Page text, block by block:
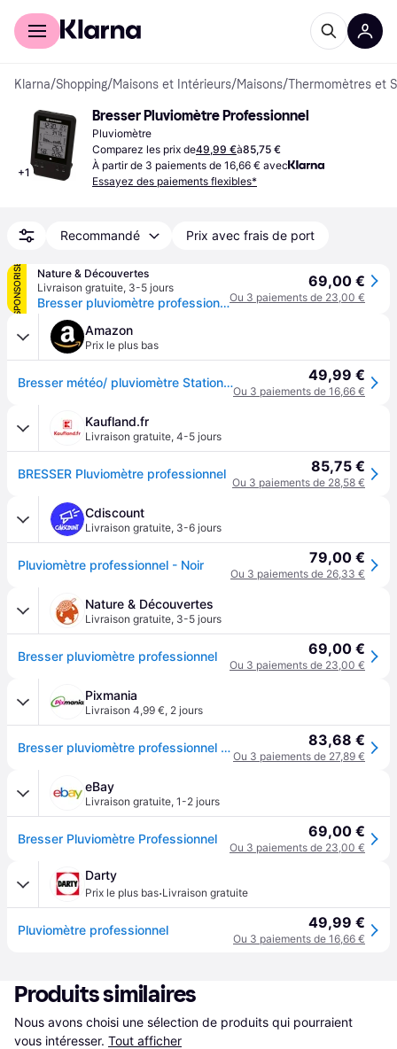
Acheter avec Klarna
Klarna/Shopping/Maisons et Intérieurs/Maisons/Thermomètres et
+1
Bresser Pluviomètre Professionnel
Pluviomètre
Comparez les prix de49,99 €à85,75 €
À partir de 3 paiements de 16,66 € avec
Essayez des paiements flexibles*
Recommandé Prix avec frais de port
SPONSORISÉ
Nature & Découvertes
Livraison gratuite, 3-5 jours
Bresser pluviomètre professionnel
69,00 €
Ou 3 paiements de 23,00 €
Amazon
Prix le plus bas
Bresser météo/ pluviomètre Station sans Fil avec capteur extérieur de Professionnel avec Horloge Radio DCF, réveil avec rétroéclairage et Stockage des données de valeurs maximales et maximales 49,99 €
Ou 3 paiements de 16,66 €
Kaufland.fr
Livraison gratuite, 4-5 jours
BRESSER Pluviomètre professionnel 85,75 €
Ou 3 paiements de 28,58 €
Cdiscount
Livraison gratuite, 3-6 jours
Pluviomètre professionnel - Noir 79,00 €
Ou 3 paiements de 26,33 €
Nature & Découvertes
Livraison gratuite, 3-5 jours
Bresser pluviomètre professionnel 69,00 €
Ou 3 paiements de 23,00 €
Pixmania
Livraison 4,99 €, 2 jours
Bresser pluviomètre professionnel - Neuf 83,68 €
Ou 3 paiements de 27,89 €
eBay
Livraison gratuite, 1-2 jours
Bresser Pluviomètre Professionnel 69,00 €
Ou 3 paiements de 23,00 €
Darty
Prix le plus bas·Livraison gratuite
Pluviomètre professionnel 49,99 €
Ou 3 paiements de 16,66 €
Produits similaires
Nous avons choisi une sélection de produits qui pourraient
vous intéresser. Tout afficher